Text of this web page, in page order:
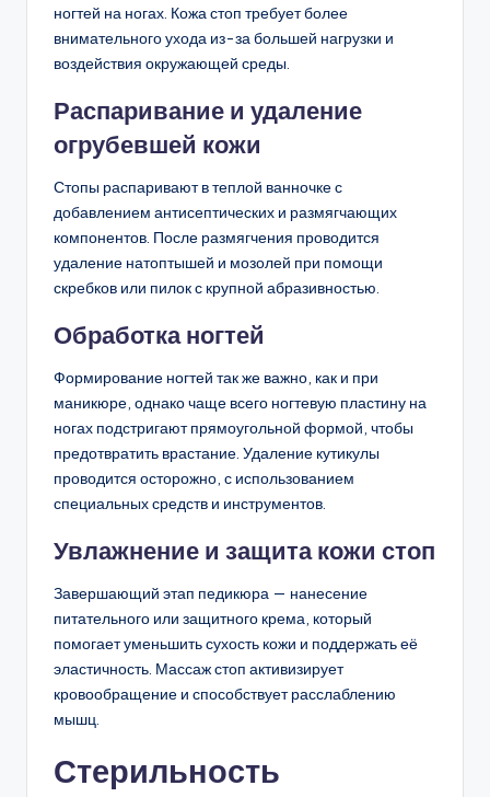
ногтей на ногах. Кожа стоп требует более
внимательного ухода из-за большей нагрузки и
воздействия окружающей среды.
Распаривание и удаление
огрубевшей кожи
Стопы распаривают в теплой ванночке с
добавлением антисептических и размягчающих
компонентов. После размягчения проводится
удаление натоптышей и мозолей при помощи
скребков или пилок с крупной абразивностью.
Обработка ногтей
Формирование ногтей так же важно, как и при
маникюре, однако чаще всего ногтевую пластину на
ногах подстригают прямоугольной формой, чтобы
предотвратить врастание. Удаление кутикулы
проводится осторожно, с использованием
специальных средств и инструментов.
Увлажнение и защита кожи стоп
Завершающий этап педикюра — нанесение
питательного или защитного крема, который
помогает уменьшить сухость кожи и поддержать её
эластичность. Массаж стоп активизирует
кровообращение и способствует расслаблению
мышц.
Стерильность